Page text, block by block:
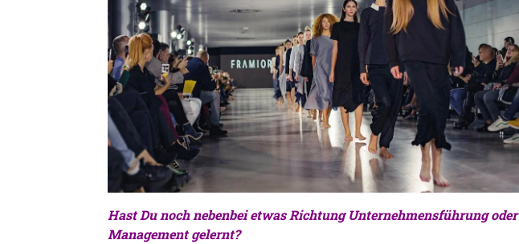
Hast Du noch nebenbei etwas Richtung Unternehmensführung oder
Management gelernt?